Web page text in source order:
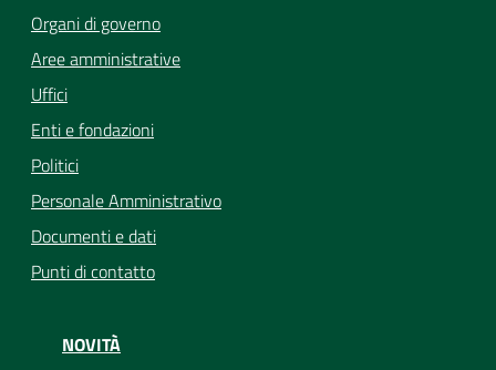
Organi di governo
Aree amministrative
Uffici
Enti e fondazioni
Politici
Personale Amministrativo
Documenti e dati
Punti di contatto
NOVITÀ